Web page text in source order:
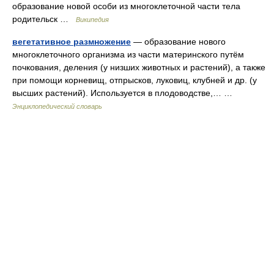
образование новой особи из многоклеточной части тела
родительск …
Википедия
вегетативное размножение — образование нового
многоклеточного организма из части материнского путём
почкования, деления (у низших животных и растений), а также
при помощи корневищ, отпрысков, луковиц, клубней и др. (у
высших растений). Используется в плодоводстве,… …
Энциклопедический словарь